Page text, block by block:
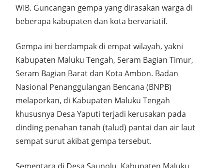
WIB. Guncangan gempa yang dirasakan warga di
beberapa kabupaten dan kota bervariatif.
Gempa ini berdampak di empat wilayah, yakni
Kabupaten Maluku Tengah, Seram Bagian Timur,
Seram Bagian Barat dan Kota Ambon. Badan
Nasional Penanggulangan Bencana (BNPB)
melaporkan, di Kabupaten Maluku Tengah
khususnya Desa Yaputi terjadi kerusakan pada
dinding penahan tanah (talud) pantai dan air laut
sempat surut akibat gempa tersebut.